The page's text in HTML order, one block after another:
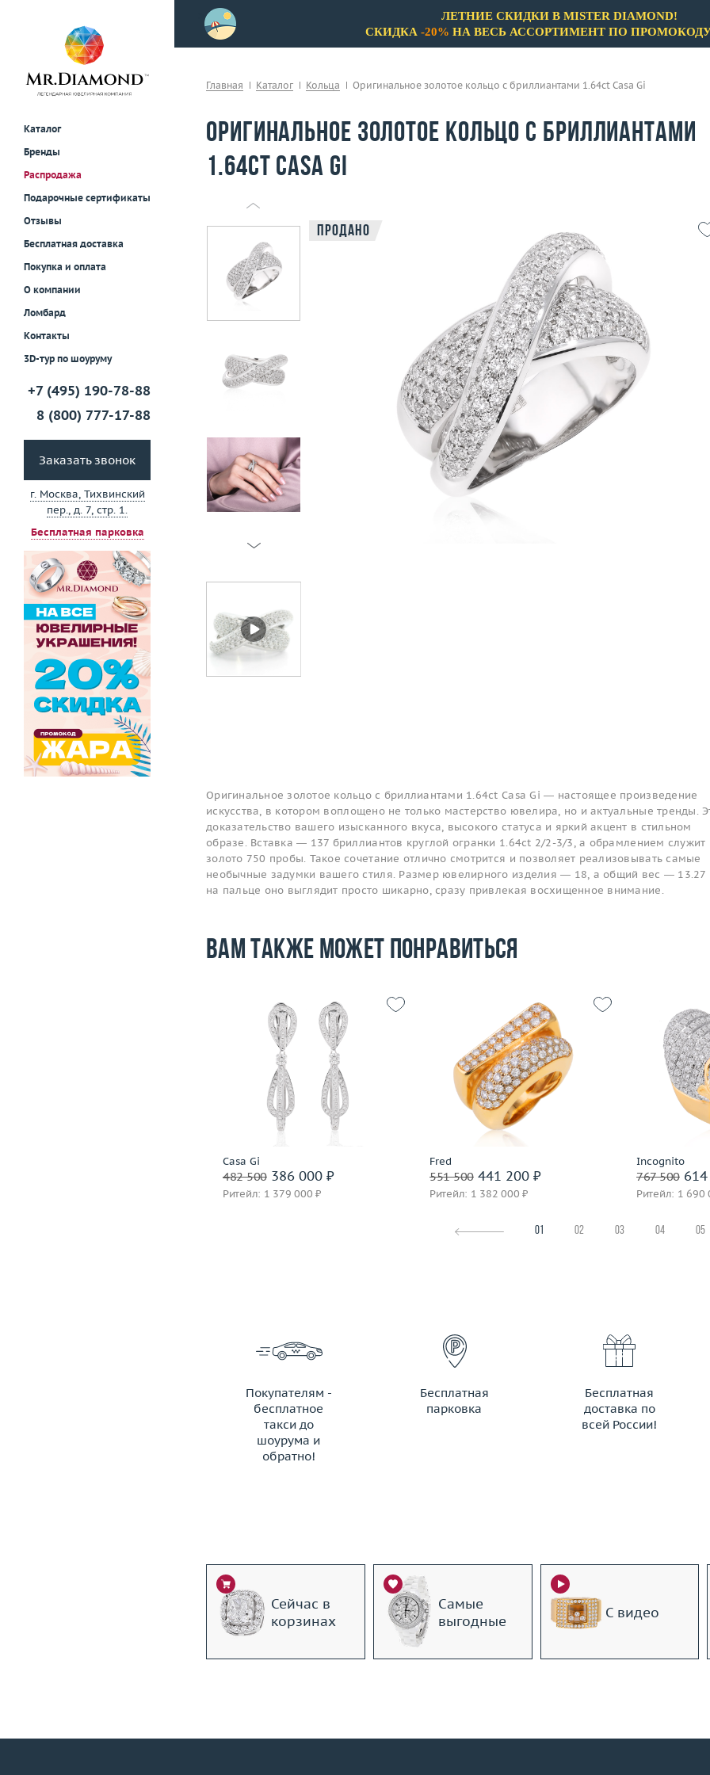
Каталог
Бренды
Распродажа
Подарочные сертификаты
Отзывы
Бесплатная доставка
Покупка и оплата
О компании
Ломбард
Контакты
3D-тур по шоуруму
+7 (495) 190-78-88
8 (800) 777-17-88
Заказать звонок
г. Москва, Тихвинский
пер., д. 7, стр. 1.
Бесплатная парковка
примерки!
ЛЕТНИЕ СКИДКИ В MISTER DIAMOND!
СКИДКА -20% НА ВЕСЬ АССОРТИМЕНТ ПО
Главная Каталог Кольца Оригинальное золотое кольцо с бриллиантами 1.64ct Casa Gi
Оригинальное золотое кольцо с бриллиантами
1.64ct Casa Gi
Продано
Оригинальное золотое кольцо с бриллиантами 1.64ct Casa Gi — настоящее произведение
искусства, в котором воплощено не только мастерство ювелира, но и актуальные тренды.
доказательство вашего изысканного вкуса, высокого статуса и яркий акцент в стильном
образе. Вставка — 137 бриллиантов круглой огранки 1.64ct 2/2-3/3, а обрамлением служит
золото 750 пробы. Такое сочетание отлично смотрится и позволяет реализовывать самые
необычные задумки вашего стиля. Размер ювелирного изделия — 18, а общий вес — 13.27
на пальце оно выглядит просто шикарно, сразу привлекая восхищенное внимание.
Вам также может понравиться
Casa Gi
482 500386 000 ₽
Ритейл: 1 379 000 ₽
Материал
золото 750 пробы
Подробнее
Fred
551 500441 200 ₽
Ритейл: 1 382 000 ₽
Размер
Вес (г)
14.88
Материал
золото 750 пробы
Подробнее
Incognito
767 500614
Ритейл: 1 690
Размер
Вес (г)
Материал
01 02 03 04 05
Покупателям -
бесплатное
такси до
шоурума и
обратно!
ЗАКАЗАТЬ ТАКСИ
Бесплатная
парковка
Бесплатная
доставка по
всей России!
Сейчас в
корзинах
Самые
выгодные
С видео